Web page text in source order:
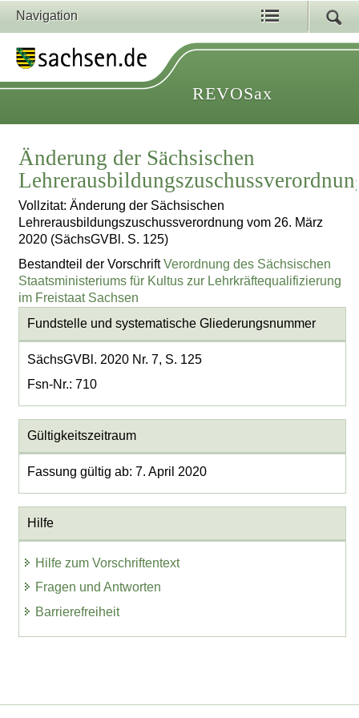
Navigation
REVOSax
Änderung der Sächsischen
Vollzitat: Änderung der Sächsischen
Lehrerausbildungszuschussverordnung vom 26. März
2020 (SächsGVBl. S. 125)
Bestandteil der VorschriftVerordnung des Sächsischen
Staatsministeriums für Kultus zur Lehrkräftequalifizierung
im Freistaat Sachsen
Fundstelle und systematische Gliederungsnummer
SächsGVBl. 2020 Nr. 7, S. 125
Fsn-Nr.: 710
Gültigkeitszeitraum
Fassung gültig ab: 7. April 2020
Hilfe
Hilfe zum Vorschriftentext
Fragen und Antworten
Barrierefreiheit